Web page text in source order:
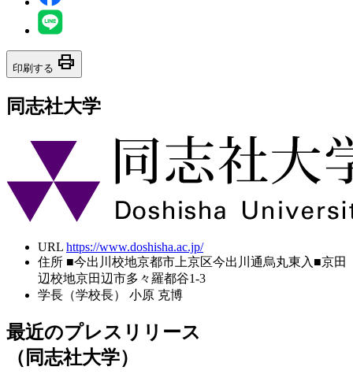
印刷する print
同志社大学
URL https://www.doshisha.ac.jp/
住所 ■今出川校地京都市上京区今出川通烏丸東入■京田
辺校地京田辺市多々羅都谷1-3
学長（学校長）
小原 克博
最近のプレスリリース
（同志社大学）